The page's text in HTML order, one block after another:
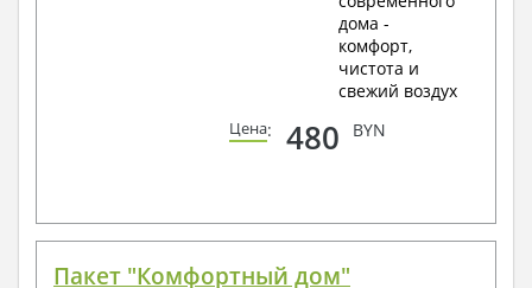
дома -
комфорт,
чистота и
свежий воздух
Цена: 480 BYN
Пакет "Комфортный дом"